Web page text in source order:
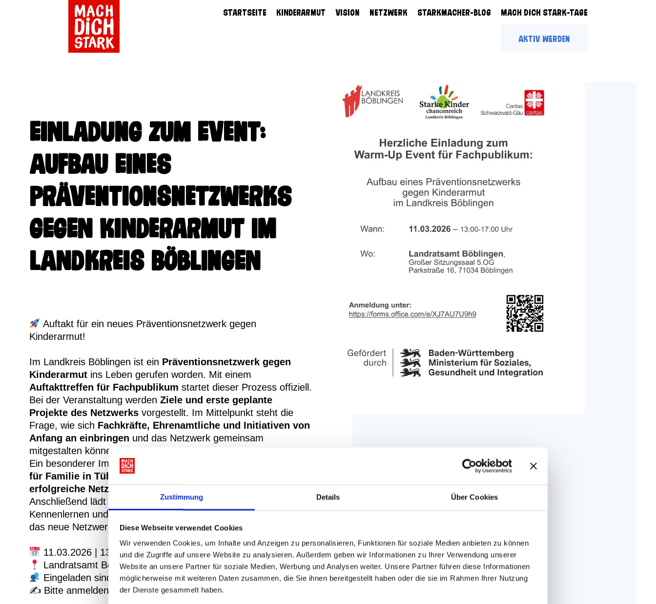
Zustimmung Details Über Cookies
Diese Webseite verwendet Cookies
Wir verwenden Cookies, um Inhalte und Anzeigen zu personalisieren, Funktionen für soziale Medien anbieten zu können
und die Zugriffe auf unsere Website zu analysieren. Außerdem geben wir Informationen zu Ihrer Verwendung unserer
Website an unsere Partner für soziale Medien, Werbung und Analysen weiter. Unsere Partner führen diese Informationen
möglicherweise mit weiteren Daten zusammen, die Sie ihnen bereitgestellt haben oder die sie im Rahmen Ihrer Nutzung
der Dienste gesammelt haben.
Startseite Kinderarmut Vision Netzwerk STARKMACHER-BLOG MACH DICH STARK-Tage
Aktiv werden
Einladung zum Event:
Aufbau eines
Präventionsnetzwerks
gegen Kinderarmut im
Landkreis Böblingen
Auftakt für ein neues Präventionsnetzwerk gegen
Kinderarmut!
Im Landkreis Böblingen ist ein Präventionsnetzwerk gegen
Kinderarmut ins Leben gerufen worden. Mit einem
Auftakttreffen für Fachpublikum startet dieser Prozess offiziell.
Bei der Veranstaltung werden Ziele und erste geplante
Projekte des Netzwerksvorgestellt. Im Mittelpunkt steht die
Frage, wie sich Fachkräfte, Ehrenamtliche und Initiativen von
Anfang an einbringen und das Netzwerk gemeinsam
mitgestalten können.
Ein besonderer Impuls kommt von
für Familie in Tübingen
erfolgreiche Netzwerkarbeit
Anschließend lädt ein
Markt der Möglichkeiten
Kennenlernen und zur Sammlung von Ideen und Wünschen an
das neue Netzwerk ein.
11.03.2026 | 13:00–17:00 Uhr
Landratsamt Böblingen
Eingeladen sind Fachkräfte, Ehrenamtliche & Interessierte
✍️ Bitte anmelden:
https://forms.office.com/e/XJ7AU7U9h9